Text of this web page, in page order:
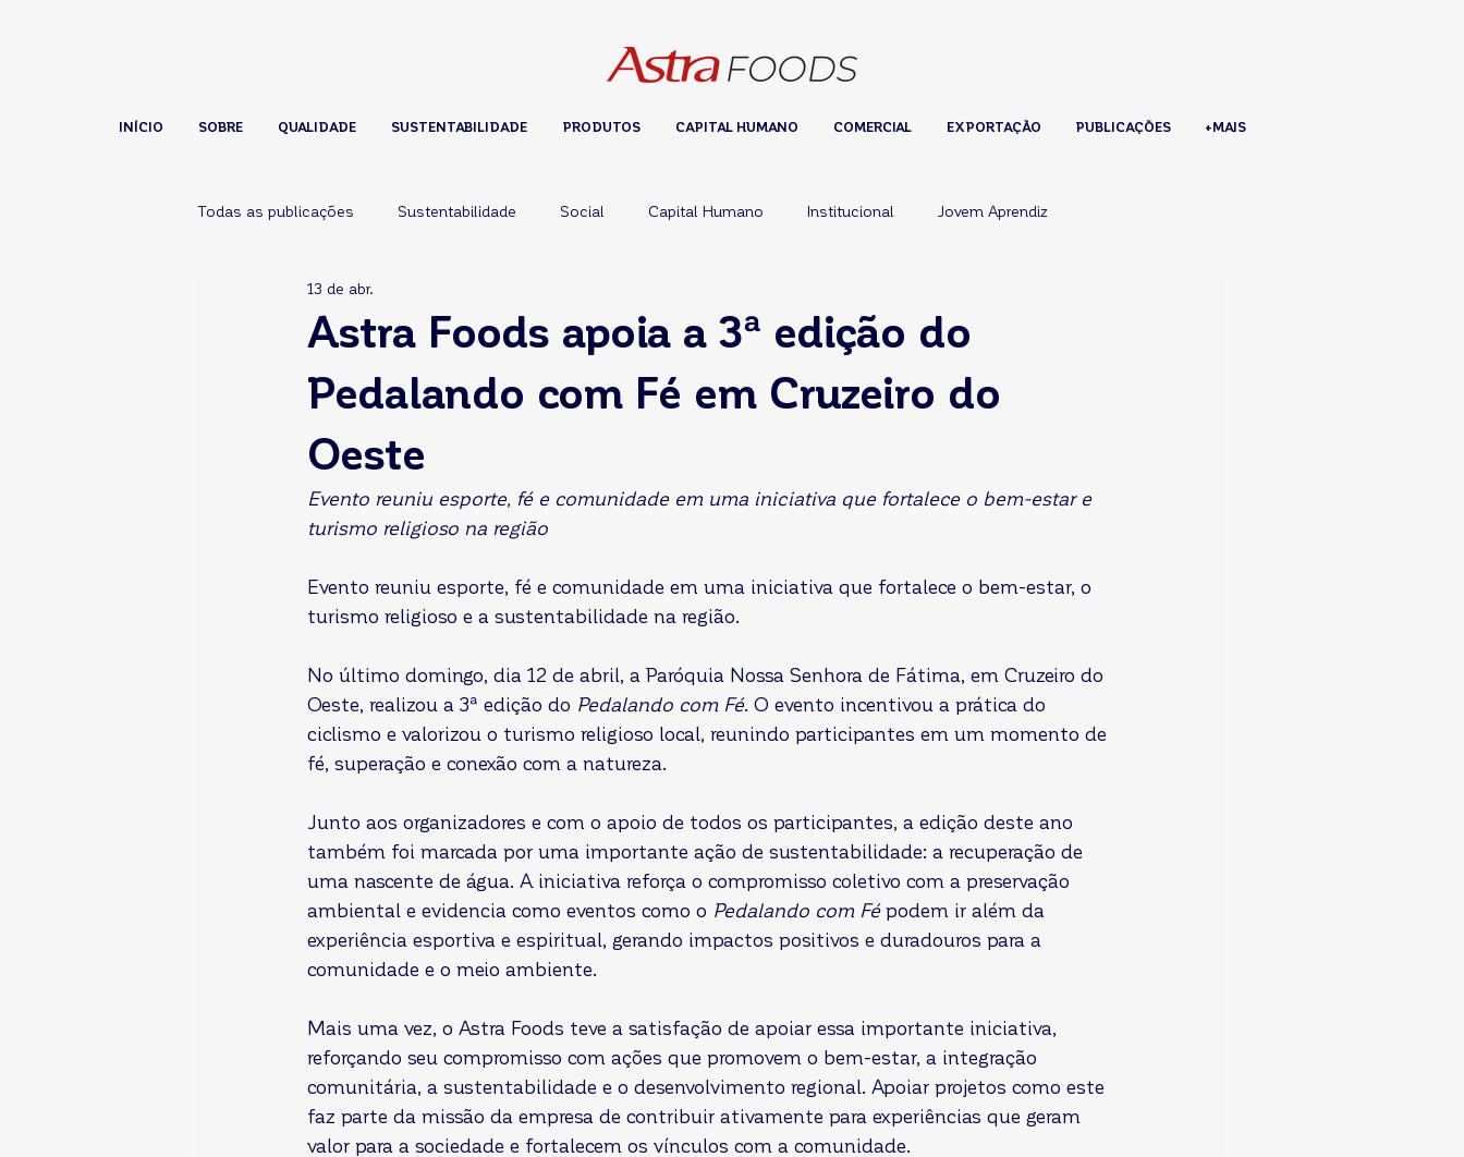
INÍCIO SOBRE QUALIDADE SUSTENTABILIDADE PRODUTOS CAPITAL HUMANO COMERCIAL EXPORTAÇÃO PUBLICAÇÕES +MAIS
Todas as publicações Sustentabilidade Social Capital Humano Institucional Jovem Aprendiz
Astra Foods apoia a 3ª edição do
Pedalando com Fé em Cruzeiro do
Oeste
13 de abr.
Evento reuniu esporte, fé e comunidade em uma iniciativa que fortalece o bem-estar e
turismo religioso na região
Evento reuniu esporte, fé e comunidade em uma iniciativa que fortalece o bem-estar, o
turismo religioso e a sustentabilidade na região.
No último domingo, dia 12 de abril, a Paróquia Nossa Senhora de Fátima, em Cruzeiro do
Oeste, realizou a 3ª edição do Pedalando com Fé. O evento incentivou a prática do
ciclismo e valorizou o turismo religioso local, reunindo participantes em um momento de
fé, superação e conexão com a natureza.
Junto aos organizadores e com o apoio de todos os participantes, a edição deste ano
também foi marcada por uma importante ação de sustentabilidade: a recuperação de
uma nascente de água. A iniciativa reforça o compromisso coletivo com a preservação
ambiental e evidencia como eventos como o Pedalando com Fé podem ir além da
experiência esportiva e espiritual, gerando impactos positivos e duradouros para a
comunidade e o meio ambiente.
Mais uma vez, o Astra Foods teve a satisfação de apoiar essa importante iniciativa,
reforçando seu compromisso com ações que promovem o bem-estar, a integração
comunitária, a sustentabilidade e o desenvolvimento regional. Apoiar projetos como este
faz parte da missão da empresa de contribuir ativamente para experiências que geram
valor para a sociedade e fortalecem os vínculos com a comunidade.